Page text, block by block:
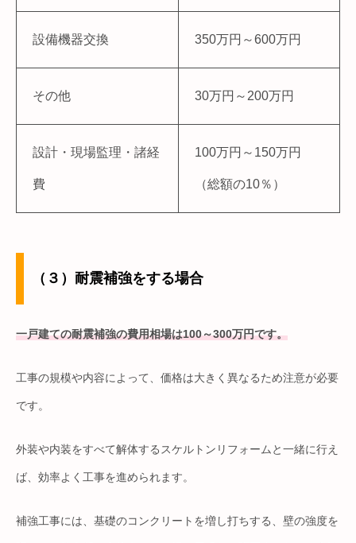
設備機器交換 350万円～600万円
その他 30万円～200万円
設計・現場監理・諸経
費
100万円～150万円
（総額の10％）
（３）耐震補強をする場合
一戸建ての耐震補強の費用相場は100～300万円です。
工事の規模や内容によって、価格は大きく異なるため注意が必要
です。
外装や内装をすべて解体するスケルトンリフォームと一緒に行え
ば、効率よく工事を進められます。
補強工事には、基礎のコンクリートを増し打ちする、壁の強度を